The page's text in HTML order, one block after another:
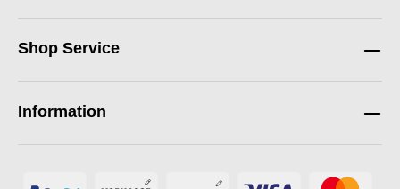
Shop Service
Information